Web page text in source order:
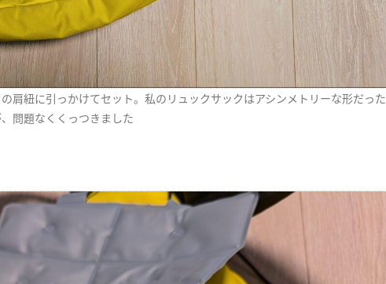
肩紐に引っかけてセット。私のリュックサックはアシンメトリーな形だった
問題なくくっつきました